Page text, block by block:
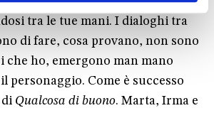
tra le tue mani. I dialoghi tra
di fare, cosa provano, non sono
che ho, emergono man mano
personaggio. Come è successo
Qualcosa di buono. Marta, Irma e